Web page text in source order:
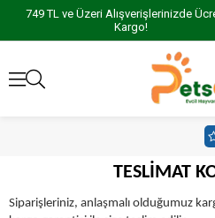
749 TL ve Üzeri Alışverişlerinizde
Kargo!
TESLİMAT
Siparişleriniz, anlaşmalı olduğumuz